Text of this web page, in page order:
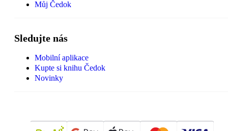
Můj Čedok
Sledujte nás
Mobilní aplikace
Kupte si knihu Čedok
Novinky